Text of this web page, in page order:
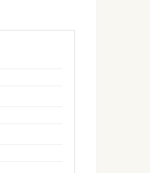
をしようと考えてい
よう！
注意点を解説